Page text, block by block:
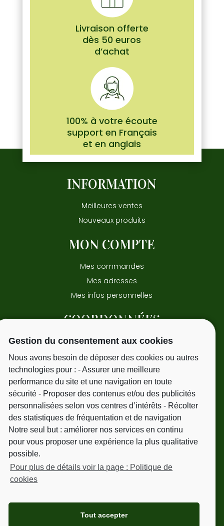
Livraison offerte
dès 50 euros
d’achat
100% à votre écoute
support en Français
et en anglais
INFORMATION
Meilleures ventes
Nouveaux produits
MON COMPTE
Mes commandes
Mes adresses
Mes infos personnelles
COORDONNÉES
15 avenue Pasteur
31220 - Cazeres
Tél.
06 09 51 25 41
NEWSLETTER
Votre adresse de messagerie est uniquement
utilisée pour vous envoyer les mailings. Vous
désabonnement intégré dans les mailings.
Pour en savoir plus, consultez nos mentions
Gestion du consentement aux cookies
Nous avons besoin de déposer des cookies ou autres
technologies pour : - Assurer une meilleure
performance du site et une navigation en toute
sécurité - Proposer des contenus et/ou des publicités
personnalisées selon vos centres d’intérêts - Récolter
des statistiques de fréquentation et de navigation
Notre seul but : améliorer nos services en continu
pour vous proposer une expérience la plus qualitative
possible.
Pour plus de détails voir la page : Politique de
cookies
Tout accepter